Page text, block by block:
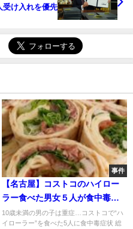
受け入れを優先
事件
【名古屋】コストコのハイロー
ラー食べた男女５人が食中毒、
入院した男児１人は重症…
10歳未満の男の子は重症…コストコで“ハ
イローラー”を食べた5人に食中毒症状 総